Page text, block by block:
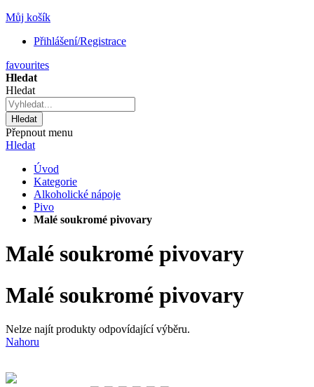
Můj košík
Přihlášení/Registrace
favourites
Hledat
Hledat
Hledat
Přepnout menu
Hledat
Úvod
Kategorie
Alkoholické nápoje
Pivo
Malé soukromé pivovary
Malé soukromé pivovary
Malé soukromé pivovary
Nelze najít produkty odpovídající výběru.
Nahoru